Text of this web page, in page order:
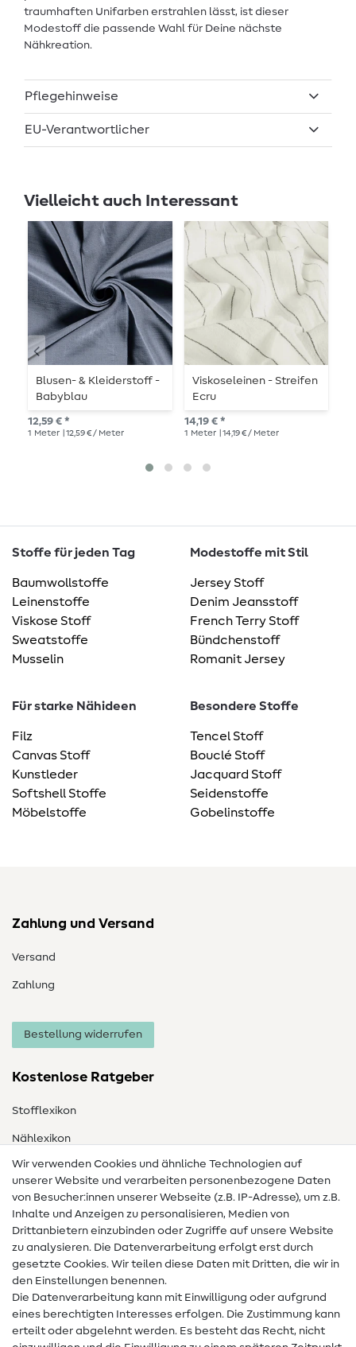
traumhaften Unifarben erstrahlen lässt, ist dieser
Modestoff die passende Wahl für Deine nächste
Nähkreation.
Pflegehinweise
EU-Verantwortlicher
Vielleicht auch Interessant
Blusen- & Kleiderstoff -
Babyblau
12,59 € *
1 Meter | 12,59 € / Meter
Viskoseleinen - Streifen
Ecru
14,19 € *
1 Meter | 14,19 € / Meter
Stoffe für jeden Tag
Baumwollstoffe
Leinenstoffe
Viskose Stoff
Sweatstoffe
Musselin
Modestoffe mit Stil
Jersey Stoff
Denim Jeansstoff
French Terry Stoff
Bündchenstoff
Romanit Jersey
Für starke Nähideen
Filz
Canvas Stoff
Kunstleder
Softshell Stoffe
Möbelstoffe
Besondere Stoffe
Tencel Stoff
Bouclé Stoff
Jacquard Stoff
Seidenstoffe
Gobelinstoffe
Zahlung und Versand
Versand
Zahlung
Bestellung widerrufen
Kostenlose Ratgeber
Stofflexikon
Nählexikon
Nähanleitungen
Hilfe & Kontakt
Kontakt
Infos zum Betreiberwechsel
Widerrufsrecht
Wir verwenden Cookies und ähnliche Technologien auf
unserer Website und verarbeiten personenbezogene Daten
von Besucher:innen unserer Webseite (z.B. IP-Adresse), um z.B.
Inhalte und Anzeigen zu personalisieren, Medien von
Drittanbietern einzubinden oder Zugriffe auf unsere Website
zu analysieren. Die Datenverarbeitung erfolgt erst durch
gesetzte Cookies. Wir teilen diese Daten mit Dritten, die wir in
den Einstellungen benennen.
Die Datenverarbeitung kann mit Einwilligung oder aufgrund
eines berechtigten Interesses erfolgen. Die Zustimmung kann
erteilt oder abgelehnt werden. Es besteht das Recht, nicht